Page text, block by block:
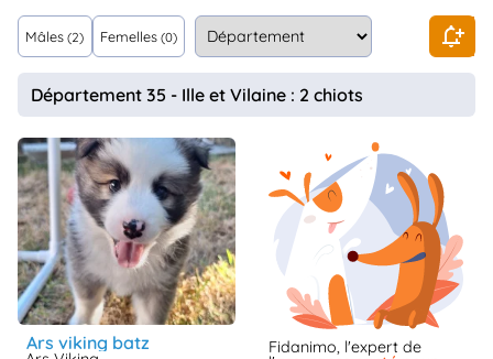
..
Assurances
Connexion
Mâles (2) Femelles (0)
Département 35 - Ille et Vilaine : 2 chiots
ars viking batz Fidanimo, l'expert de